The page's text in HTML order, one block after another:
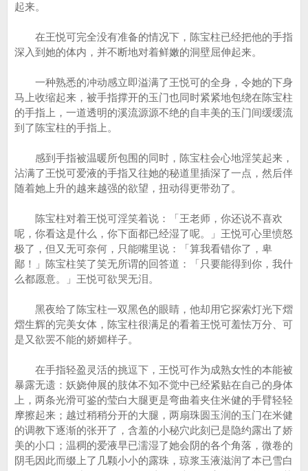
起来。
在王悦可完全没有准备的情况下，陈宝柱已经把他的手指
深入到她的体内，并不断地对着鲜嫩的洞壁屈伸起来。
一种熟悉的冲动感立即溢满了王悦可的全身，令她的下身
马上收缩起来，被手指撑开的玉门也同时紧紧地包绕在陈宝柱
的手指上，一道透明的溪流源源不绝的自丰美的玉门间缓缓流
到了陈宝柱的手指上。
感到手指被温暖所包围的同时，陈宝柱会心地淫笑起来，
沾满了王悦可爱液的手指又往她的秘道里插深了一点，然后伴
随着她上升的越来越强的欲望，扭动得更带劲了。
陈宝柱对着王悦可淫笑着说：「王老师，你还说不喜欢
呢，你看这是什么，你下面都已经湿了呢。」王悦可心里愤怒
极了，但又无可奈何，只能嘴里说：「算我看错你了，卑
鄙！」陈宝柱笑了笑无所谓的回答道：「只要能得到你，我什
么都愿意。」王悦可欲哭无泪。
黑夜给了陈宝柱一双黑色的眼睛，他却用它探索灯光下熠
熠生辉的完美女体，陈宝柱很满足的看着王悦可羞怯万分、可
是又欲罢不能的娇媚样子。
在手指轻盈灵活的挑逗下，王悦可作为成熟女性的本能被
暴露无遗：妖娆伸展的肢体不知不觉中已经紧贴在自己的身体
上，两条光滑可鉴的莹白大腿更是弯曲着夹住米健的手臂轻轻
摩擦起来；越过稍稍分开的大腿，两扇珠圆玉润的玉门在米健
的调教下逐渐的张开了，含羞的小秘穴此刻已是隐约露出了娇
美的小口；温稠的爱液早已濡湿了她会阴的各个角落，微卷的
阴毛因此而缀上了几颗小小的露珠，琼浆玉液滋润了本已雪白